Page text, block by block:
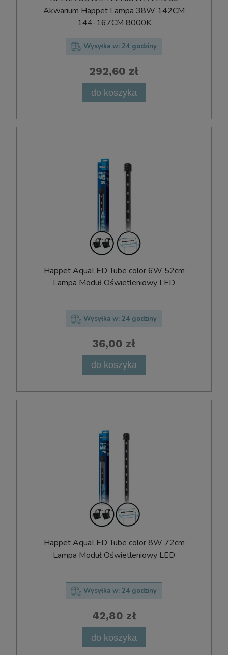
Akwarium Happet Lampa 38W 142CM
144-167CM 8000K
Wysyłka w: 24 godziny
292,60 zł
do koszyka
Happet AquaLED Tube color 6W 52cm
Lampa Moduł Oświetleniowy LED
Wysyłka w: 24 godziny
36,00 zł
do koszyka
Happet AquaLED Tube color 8W 72cm
Lampa Moduł Oświetleniowy LED
Wysyłka w: 24 godziny
42,80 zł
do koszyka